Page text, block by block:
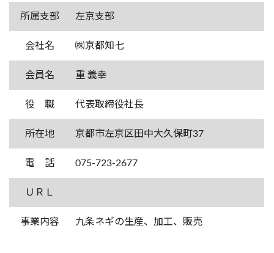
所属支部 左京支部
会社名 ㈱京都知七
会員名 重 義幸
役 職 代表取締役社長
所在地 京都市左京区田中大久保町37
電 話 075-723-2677
ＵＲＬ
事業内容 九条ネギの生産、加工、販売